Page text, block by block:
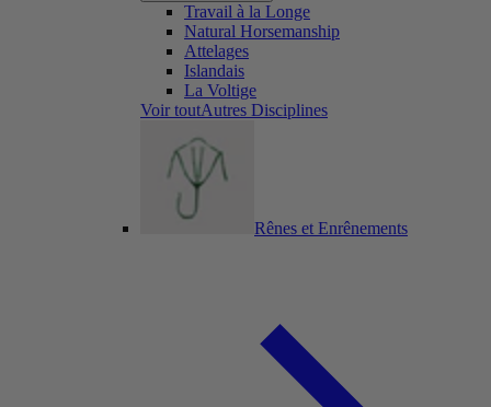
Travail à la Longe
Natural Horsemanship
Attelages
Islandais
La Voltige
Voir toutAutres Disciplines
Rênes et Enrênements